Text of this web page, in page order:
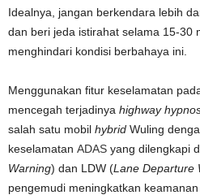
Idealnya, jangan berkendara lebih
dan beri jeda istirahat selama 15-30
menghindari kondisi berbahaya ini.
Menggunakan fitur keselamatan
mencegah terjadinya highway
salah satu mobil hybrid Wuling
keselamatan ADAS yang dilengkapi
Warning) dan LDW (Lane Departure
pengemudi meningkatkan